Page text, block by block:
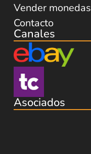
Vender monedas
Contacto
Canales
Asociados